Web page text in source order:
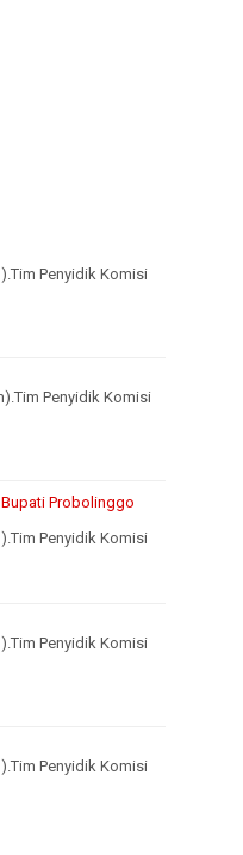
Penyidik Komisi
Penyidik Komisi
Bupati Probolinggo
Penyidik Komisi
Penyidik Komisi
Penyidik Komisi